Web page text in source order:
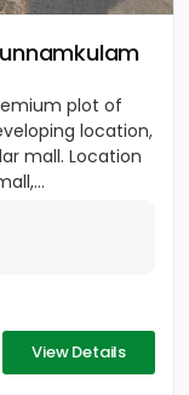
plot of
location,
mall. Location
View Details